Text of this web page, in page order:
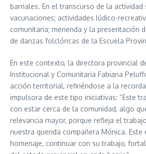
barriales. En el transcurso de la actividad
vacunaciones; actividades lúdico-
comunitaria; merienda y la presentación
de danzas folclóricas de la Escuela
En este contexto, la directora provincial
Institucional y Comunitaria Fabiana
acción territorial, refiriéndose a la
impulsora de este tipo iniciativas: “Este
con estar cerca de la comunidad, algo
relevancia mayor, porque refleja el
nuestra querida compañera Mónica. Este
homenaje, continuar con su trabajo,